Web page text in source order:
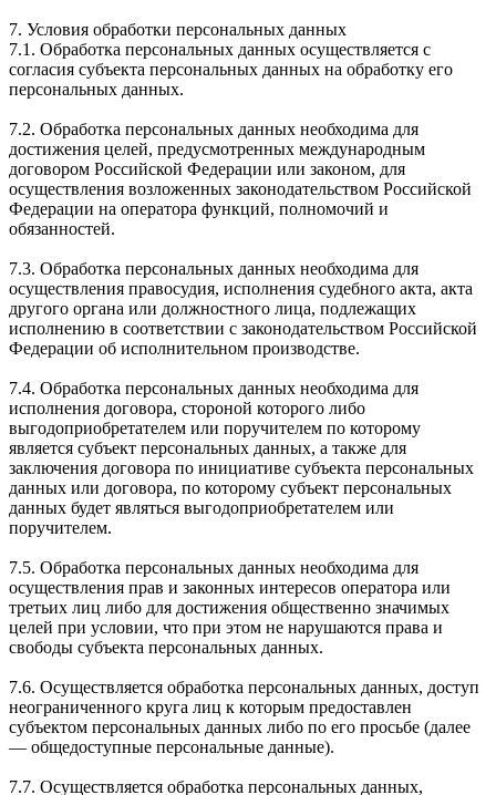
7. Условия обработки персональных данных
7.1. Обработка персональных данных осуществляется с
согласия субъекта персональных данных на обработку его
персональных данных.
7.2. Обработка персональных данных необходима для
достижения целей, предусмотренных международным
договором Российской Федерации или законом, для
осуществления возложенных законодательством Российской
Федерации на оператора функций, полномочий и
обязанностей.
7.3. Обработка персональных данных необходима для
осуществления правосудия, исполнения судебного акта, акта
другого органа или должностного лица, подлежащих
исполнению в соответствии с законодательством Российской
Федерации об исполнительном производстве.
7.4. Обработка персональных данных необходима для
исполнения договора, стороной которого либо
выгодоприобретателем или поручителем по которому
является субъект персональных данных, а также для
заключения договора по инициативе субъекта персональных
данных или договора, по которому субъект персональных
данных будет являться выгодоприобретателем или
поручителем.
7.5. Обработка персональных данных необходима для
осуществления прав и законных интересов оператора или
третьих лиц либо для достижения общественно значимых
целей при условии, что при этом не нарушаются права и
свободы субъекта персональных данных.
7.6. Осуществляется обработка персональных данных, доступ
неограниченного круга лиц к которым предоставлен
субъектом персональных данных либо по его просьбе (далее
— общедоступные персональные данные).
7.7. Осуществляется обработка персональных данных,